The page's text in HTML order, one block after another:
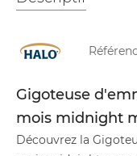
Gigoteuse
mois midnight
Découvrez la